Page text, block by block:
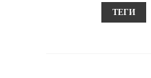
ТЕГИ